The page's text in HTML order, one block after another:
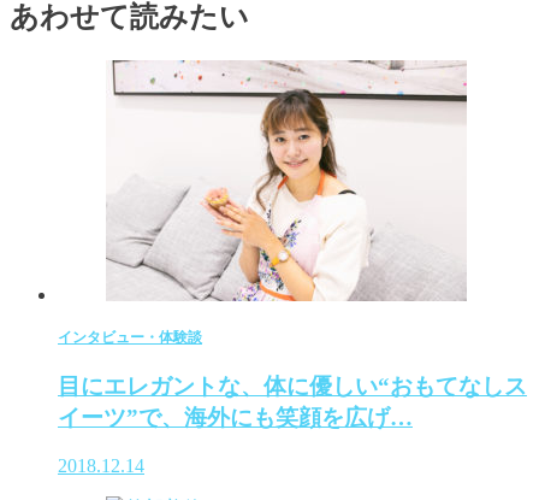
あわせて読みたい
インタビュー・体験談
目にエレガントな、体に優しい“おもてなしス
イーツ”で、海外にも笑顔を広げ…
2018.12.14